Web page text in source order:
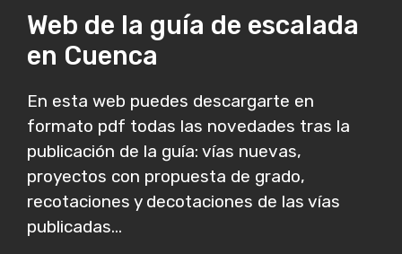
Web de la guía de escalada
en Cuenca
En esta web puedes descargarte en
formato pdf todas las novedades tras la
publicación de la guía: vías nuevas,
proyectos con propuesta de grado,
recotaciones y decotaciones de las vías
publicadas...